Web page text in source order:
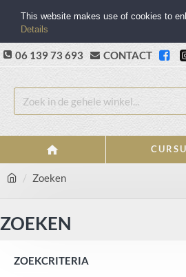
06 139 73 693 CONTACT
Zoeken
ZOEKEN
ZOEKCRITERIA
This website makes use of cookies to
Details